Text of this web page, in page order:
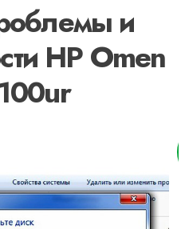
и
HP Omen